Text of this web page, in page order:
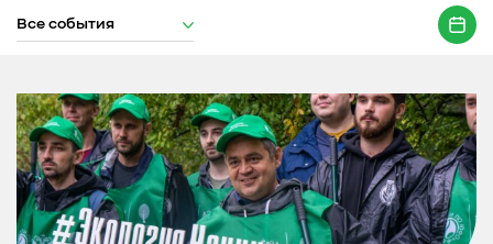
Все события